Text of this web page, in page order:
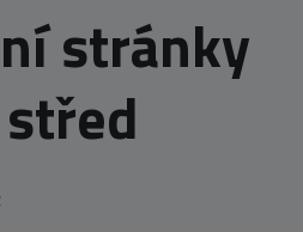
stránky